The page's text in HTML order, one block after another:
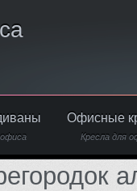
Офисные
Кресла для